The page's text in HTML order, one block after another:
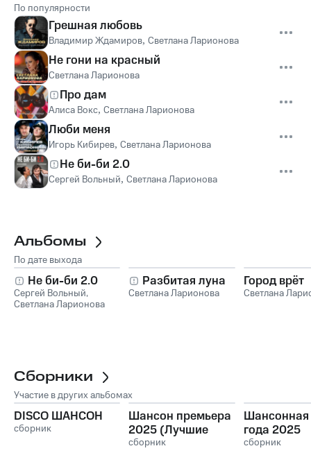
По популярности
Грешная любовь
Владимир Ждамиров, Светлана Ларионова
Не гони на красный
Светлана Ларионова
Про дам
Алиса Вокс, Светлана Ларионова
Люби меня
Игорь Кибирев, Светлана Ларионова
Не би-би 2.0
Сергей Вольный, Светлана Ларионова
Альбомы
По дате выхода
Не би-би 2.0
Сергей Вольный,
Светлана Ларионова
Разбитая луна
Светлана Ларионова
Город врёт
Светлана
Сборники
Участие в других альбомах
DISCO ШАНСОН
сборник
Шансон премьера
2025 (Лучшие
песни)
сборник
Шансонная
года 2025
сборник